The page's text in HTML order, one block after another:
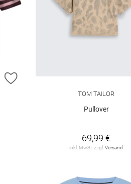
ZUR WUNSCHLISTE HINZUFÜGEN
TOM TAILOR
Pullover
69,99 €
inkl. MwSt. zzgl.Versand